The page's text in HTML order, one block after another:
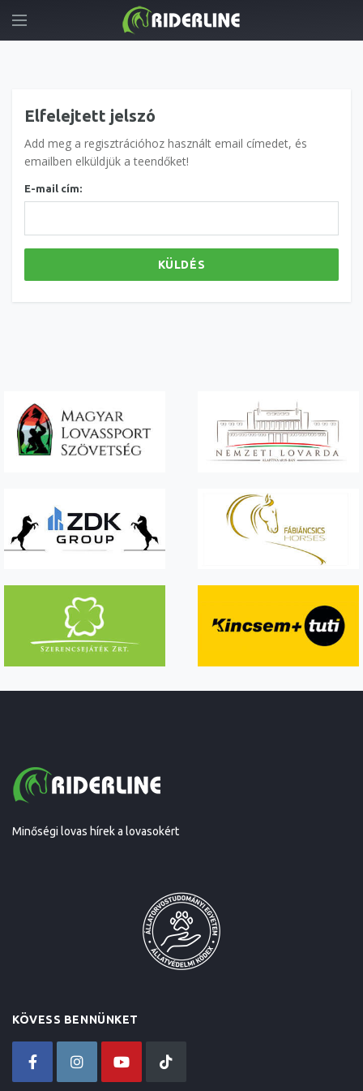
Elfelejtett jelszó
Add meg a regisztrációhoz használt email címedet, és
emailben elküldjük a teendőket!
E-mail cím:
KÜLDÉS
Minőségi lovas hírek a lovasokért
KÖVESS BENNÜNKET